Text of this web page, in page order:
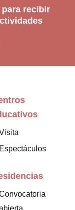
recibir
Espectáculos